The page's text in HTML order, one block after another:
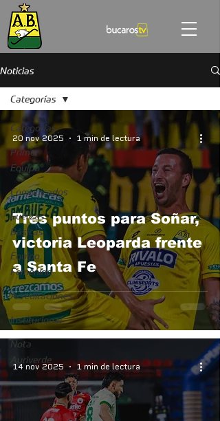
Noticias
Categorías
Primer
Equipo
Comunicados
Fuerzas
Básicas
Equipo
Femenino
Acreditaciones
Institucional
Nota
Auriverde
Categorías
Tres puntos para Soñar,
victoria Leoparda frente
a Santa Fe
20 nov 2025 1 min de lectura
14 nov 2025 1 min de lectura